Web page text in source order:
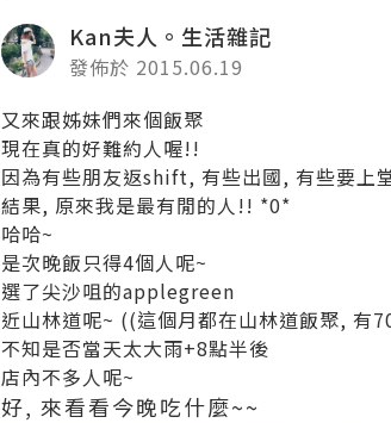
Kan夫人。生活雜記
發佈於 2015.06.19
又來跟姊妹們來個飯聚
現在真的好難約人喔!!
因為有些朋友返shift, 有些出國, 有些要上
結果, 原來我是最有閒的人!! *0*
哈哈~
是次晚飯只得4個人呢~
選了尖沙咀的applegreen
近山林道呢~ ((這個月都在山林道飯聚, 有
不知是否當天太大雨+8點半後
店內不多人呢~
好, 來看看今晚吃什麼~~